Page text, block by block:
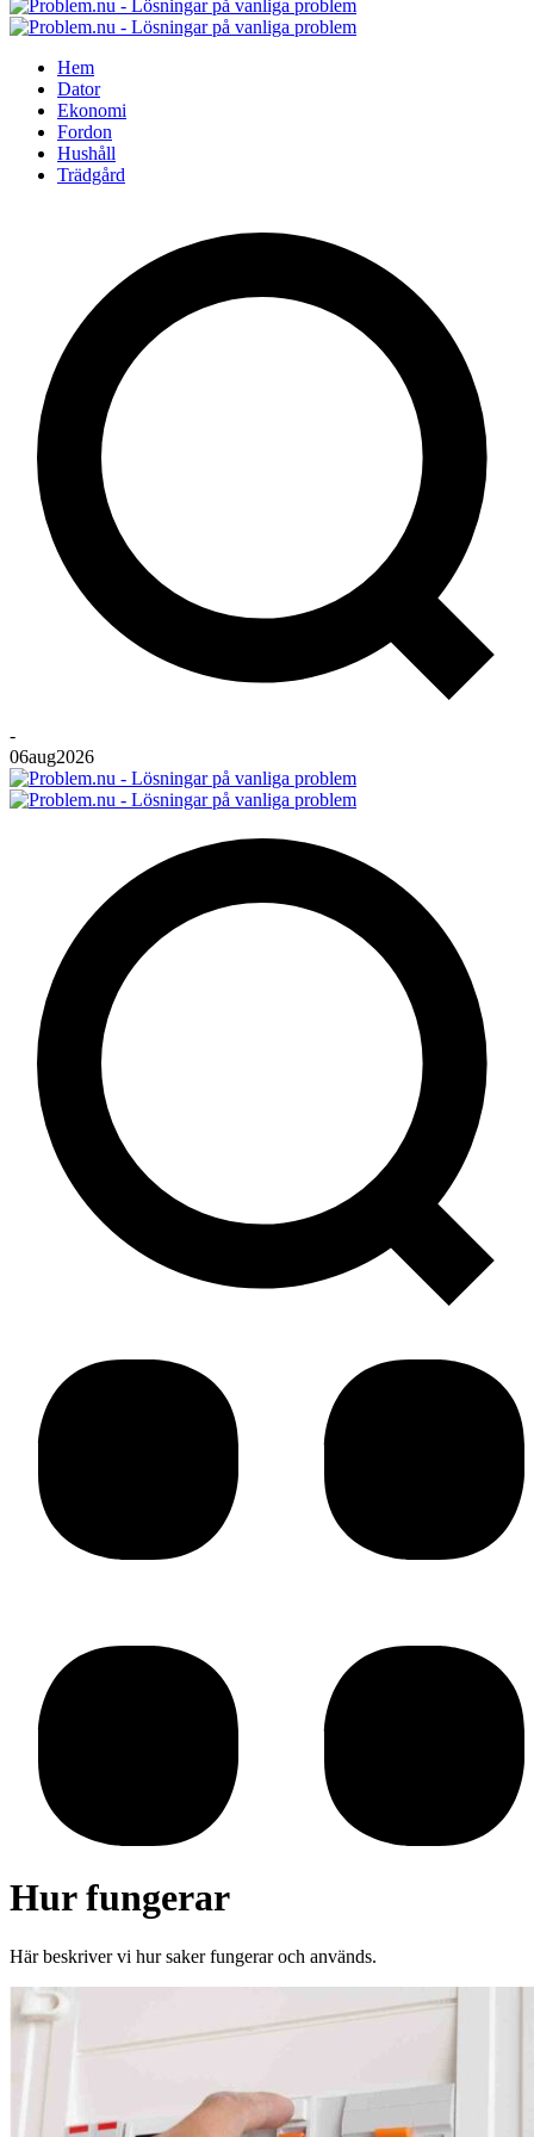
Hem
Dator
Ekonomi
Fordon
Hushåll
Trädgård
-
06aug2026
Hur fungerar
Här beskriver vi hur saker fungerar och används.